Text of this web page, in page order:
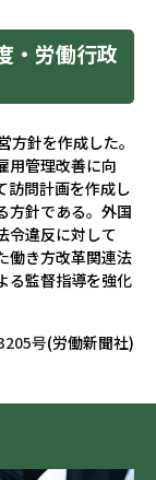
・労働行政
針を作成した。
用管理改善に向
訪問計画を作成し
方針である。外国
令違反に対して
働き方改革関連法
る監督指導を強化
号(労働新聞社)